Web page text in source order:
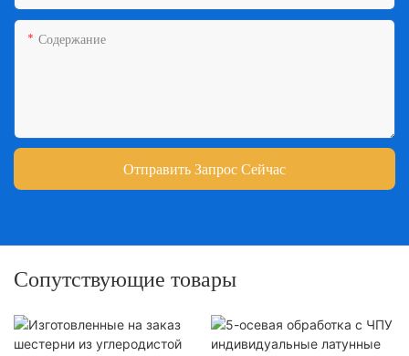
Содержание
Отправить Запрос Сейчас
Сопутствующие товары